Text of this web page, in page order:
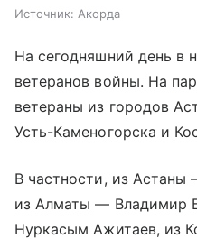
Источник: Акорда
На сегодняшний день в
ветеранов войны. На
ветераны из городов
Усть-Каменогорска и
В частности, из Астаны
из Алматы — Владимир
Нуркасым Ажитаев, из